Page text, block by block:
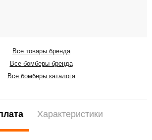
Все товары бренда
Все бомберы бренда
Все бомберы каталога
Характеристики